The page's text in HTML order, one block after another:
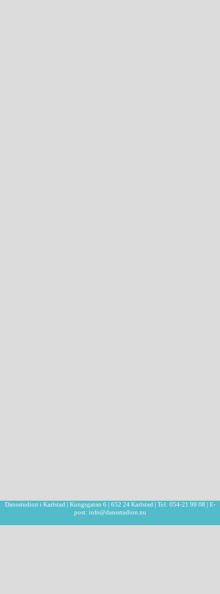
Dansstudion i Karlstad | Kungsgatan 6 | 652 24 Karlstad | Tel: 054-21 99 08 | E-
post: info@dansstudion.nu